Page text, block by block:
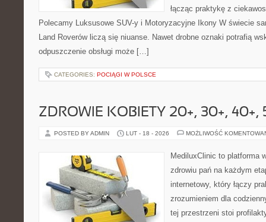
łącząc praktykę z
Polecamy Luksusowe SUV-y i Motoryzacyjne Ikony W świecie
Land Roverów liczą się niuanse. Nawet drobne oznaki potrafią
odpuszczenie obsługi może […]
CATEGORIES: POCIĄGI W POLSCE
ZDROWIE KOBIETY 20+, 30+, 40+,
POSTED BY ADMIN LUT - 18 - 2026 MOŻLIWOŚĆ
MediluxClinic to platforma
zdrowiu pań na każdym
internetowy, który łączy
zrozumieniem dla
tej przestrzeni stoi